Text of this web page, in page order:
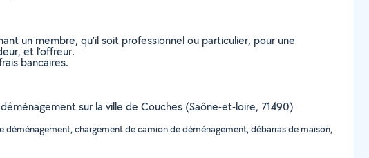
un membre, qu’il soit professionnel ou particulier, pour une
et l’offreur.
bancaires.
sur la ville de Couches (Saône-et-loire, 71490)
chargement de camion de déménagement, débarras de maison,